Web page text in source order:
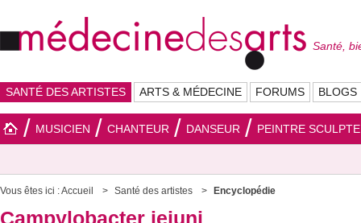
Santé,
SANTÉ DES ARTISTES ARTS & MÉDECINE FORUMS BLOGS
MUSICIEN CHANTEUR DANSEUR PEINTRE
Vous êtes ici :Accueil Santé des artistes Encyclopédie
Campylobacter jejuni